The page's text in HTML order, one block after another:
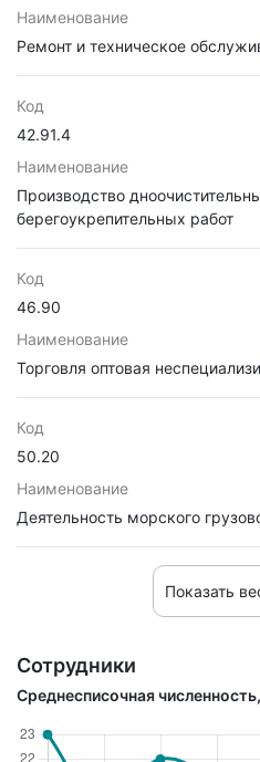
Наименование
Ремонт и техническое
Код
42.91.4
Наименование
Производство
берегоукрепительных работ
Код
46.90
Наименование
Торговля оптовая
Код
50.20
Наименование
Деятельность морского
Показать
Сотрудники
Среднесписочная